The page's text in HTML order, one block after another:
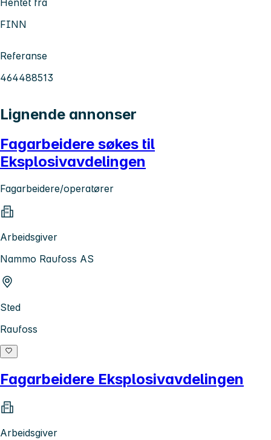
FINN
Referanse
464488513
Lignende annonser
Fagarbeidere søkes til
Eksplosivavdelingen
Fagarbeidere/operatører
Arbeidsgiver
Nammo Raufoss AS
Sted
Raufoss
Fagarbeidere Eksplosivavdelingen
Arbeidsgiver